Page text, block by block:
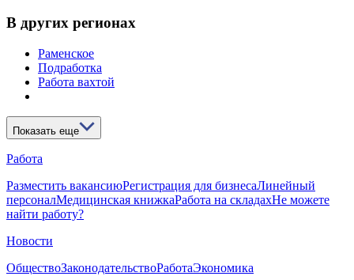
В других регионах
Раменское
Подработка
Работа вахтой
Показать еще
Работа
Разместить вакансиюРегистрация для бизнесаЛинейный
персоналМедицинская книжкаРабота на складахНе можете
найти работу?
Новости
ОбществоЗаконодательствоРаботаЭкономика